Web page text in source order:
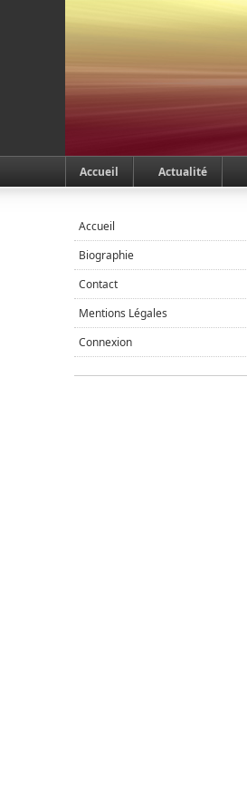
Accueil Actualité
Accueil
Biographie
Contact
Mentions Légales
Connexion